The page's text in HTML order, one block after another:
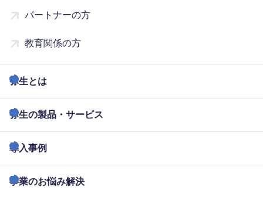
パートナーの方
教育関係の方
弥生とは
弥生の製品・サービス
導入事例
事業のお悩み解決